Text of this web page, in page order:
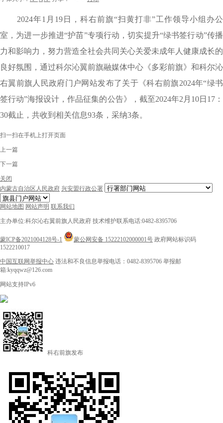
2024年1 月 19 日， 科右前旗“扫黄打非”工作领导小组办公
室 ，为进一步推进“护苗”专项行动，切实提升“绿书签行动”传播
力和影响力，努力营造全社会共同关心关爱未成年人健康成长的
良好氛围，通过科尔沁翼前旗融媒体中心 《多彩前旗》和科尔沁
右翼前旗人民政府门户网站发布了关于《科右前旗2024年“绿书
签行动”海报设计，作品征集的公告》，截至2024年2月10日17：
30截止，共收到相关信息93条，采纳3条。
扫一扫在手机上打开页面
上一篇
下一篇
关闭
内蒙古自治区人民政府 兴安盟行政公署
网站地图 网站声明 联系我们
主办单位:科尔沁右翼前旗人民政府 技术维护联系电话:0482-8395706
蒙ICP备2021004128号-1 蒙公网安备 15222102000001号 政府网站标识码
1522210017
中国互联网举报中心 违法和不良信息举报电话：0482-8395706 举报邮
箱:kyqqwz@126.com
网站支持IPv6
科右前旗发布